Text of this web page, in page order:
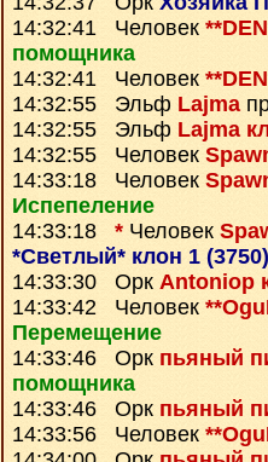
14:32:41 Человек
помощника
14:32:41 Человек
14:32:55 Эльф Lajma
14:32:55 Эльф Lajma
14:32:55 Человек
14:33:18 Человек
Испепеление
14:33:18 * Человек
*Светлый* клон 1 (3750)
14:33:30 Орк Antoniop
14:33:42 Человек
Перемещение
14:33:46 Орк пьяный
помощника
14:33:46 Орк пьяный
14:33:56 Человек